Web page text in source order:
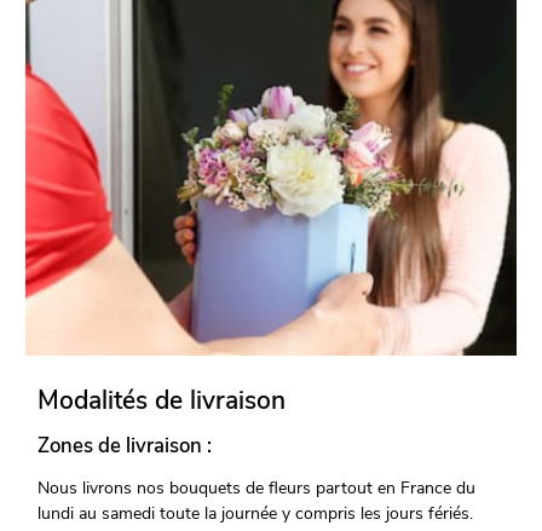
Modalités de livraison
Zones de livraison :
Nous livrons nos bouquets de fleurs partout en France du
lundi au samedi toute la journée y compris les jours fériés.